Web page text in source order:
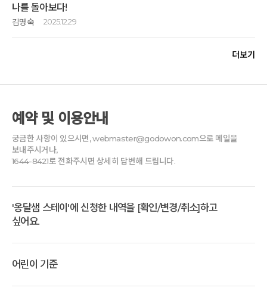
호텔이라면 헬스장, 수영장, 바, 커피숍 등등 놀거리 볼거리로 꽉꽉 채우려
하겠지만, 옹달샘은 비워줍니다. 처음부터 그 빈자리를 감당하겠다고 오는
사람은 없을듯합니다. 그러나 체험해보면, 옹달샘이 비워놓은 곳에 내가
들어선다는 것을 알게 됩니다.
라고 속삭이는 듯해서,
그런 행복, 충만과 건강에 대한 기대들이 걷는 동안 내 마음을
설레이고 가슴뛰게 했던 이유였음을 알아차렸다.
30년 이상을 세상을 떠돌며 공장을 설계하고 짓고 다니던 치열한
돌아와 이제 은퇴하고...
즐기려던 기대는 지난해 대장암 진단, 수술과 항암으로 잠시
일그러져버린 듯 했으나...
다행히... 정말 다행히....깊은산속 옹달샘의 행복한 기운들을 다시
찾을 정도의 회복으로, 마침 어느 좋은 봄날 하루를 정말 눈물나게
잘 살다 갑니다.❤️
기회는 저의 가슴 저릿함과 아내의 맑은 눈물을다시 오래
기억될
음으로 만들어 돌아 왔고, (멋진 장면들도
사진으로 남기고~!^)
궁합이 잘 맞는다는 이야기가 이런 것일 수 있겠다 느끼며,
건강한 식재료들과 세상에서 제일 맛있는 샐러드를 즐길 수
드디어 요양과 쉼이 필요했던 남편과 함께 봄스테이를 하러 출발했다.
‘오 여기 심상치 않은데...? 역시 오길 잘했다.’ 라는 생각을 했다.
않아도 된다는 점과 숙소 안도 티비없이 오롯이 우리만을 생각할 수 있는 그
통나무 마사지도 처음엔 와 시원하다 였는데 어깨부터는 진짜 곤욕이 따로
없었다.
풀고 한 일은 아주 잠깐이었지만 외부에 있는 누울 수 있는 의자에 누워서
청명한 하늘을 바라보며 멍때리다 명상을 한 잠깐의 10분, 15분의
시간이었다.
스치는 소리 등 자연이 주는 소리에 오랜만에 행복했다.
짧은 시간이었지만 기회가 된다면 다음엔 친구와 함께 와서 내내 책읽다가
쉽게경험할수없는 시간을한곳에서다해볼수
있게해주셔서 감사했습니다~^^
한가지궁금한점이 있는데요~
제가책욕심이있어 한번읽고가지고만있는 책들이많은데
가능하다면방법도알려주세요~~
앞으로도행복한애씀부탁드립니다~~^^
나를 돌아보다!
김명숙 2025.12.29
하나 소홀함 없이
충분히 만끽하고 왔습니다.
옹달샘미술관, 책방, 카페, 가게 등 사이좋게 옹기종기 모여 각자 소임을 다
하시는 모습에서
이번 여행의 하이라이트는,
여동생이울컥하여
대표님과 힐링허그하며 한참동안 울분을 쏟아낸 장면입니다.
동생에게 전해진 것입니다.
대표님의 노란색 점퍼에 꼬~옥 안겨 엉엉 우는 동생의 모습이 마치,,
돌아가신 친정엄마 품에 안겨
더보기
예약 및 이용안내
궁금한 사항이 있으시면, webmaster@godowon.com으로 메일을
보내주시거나,
1644-8421로 전화주시면 상세히 답변해 드립니다.
'옹달샘 스테이'에 신청한 내역을 [확인/변경/취소]하고
싶어요.
어린이 기준